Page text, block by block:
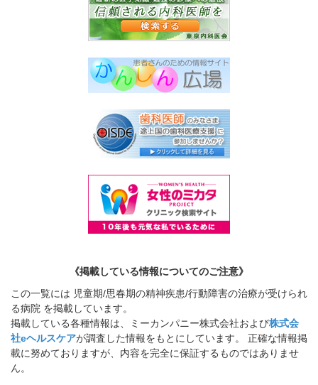
《掲載している情報についてのご注意》
この一覧には 児童期/思春期の精神疾患/行動障害の治療が受けられ
る病院 を掲載しています。
掲載している各種情報は、ミーカンパニー株式会社および株式会
社eヘルスケアが調査した情報をもとにしています。 正確な情報掲
載に努めておりますが、内容を完全に保証するものではありませ
ん。